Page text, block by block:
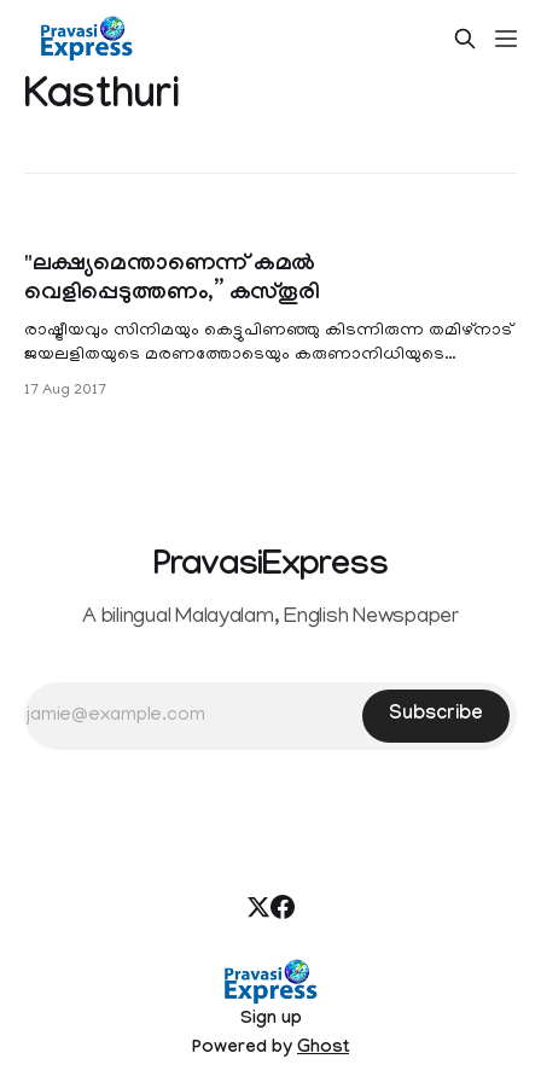
Kasthuri
"ലക്ഷ്യമെന്താണെന്ന് കമൽ
വെളിപ്പെടുത്തണം,” കസ്തൂരി
രാഷ്ട്രീയവും സിനിമയും കെട്ടുപിണഞ്ഞു കിടന്നിരുന്ന തമിഴ്‌നാട്
ജയലളിതയുടെ മരണത്തോടെയും കരുണാനിധിയുടെ
അനാരോഗ്യത്തോടെയും ഏതാണ്ട് സിനിമാ
17 Aug 2017
PravasiExpress
A bilingual Malayalam, English Newspaper
Subscribe
Sign up
Powered by Ghost